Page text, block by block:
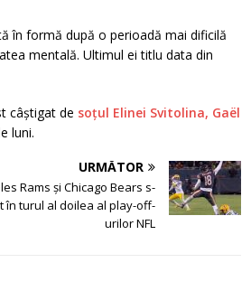
în formă după o perioadă mai dificilă
mentală. Ultimul ei titlu data din
câștigat de soțul Elinei Svitolina, Gaël
luni.
URMĂTOR
Rams și Chicago Bears s-
în turul al doilea al play-off-
urilor NFL